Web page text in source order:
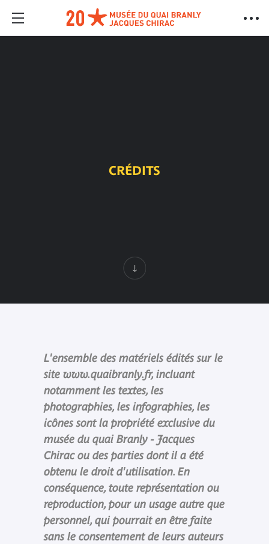
CRÉDITS
L'ensemble des matériels édités sur le
site www.quaibranly.fr, incluant
notamment les textes, les
photographies, les infographies, les
icônes sont la propriété exclusive du
musée du quai Branly - Jacques
Chirac ou des parties dont il a été
obtenu le droit d'utilisation. En
conséquence, toute représentation ou
reproduction, pour un usage autre que
personnel, qui pourrait en être faite
sans le consentement de leurs auteurs